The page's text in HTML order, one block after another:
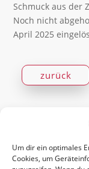
Um dir ein optimales
Cookies, um
Schmuck aus der
Noch nicht
April 2025
zurück